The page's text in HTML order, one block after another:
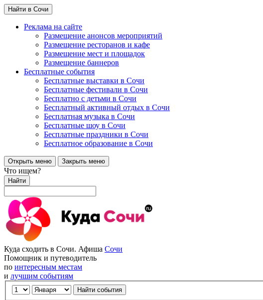
Найти в Сочи
Реклама на сайте
Размещение анонсов мероприятий
Размещение ресторанов и кафе
Размещение мест и площадок
Размещение баннеров
Бесплатные события
Бесплатные выставки в Сочи
Бесплатные фестивали в Сочи
Бесплатно с детьми в Сочи
Бесплатный активный отдых в Сочи
Бесплатная музыка в Сочи
Бесплатные шоу в Сочи
Бесплатные праздники в Сочи
Бесплатное образование в Сочи
Открыть меню Закрыть меню
Что ищем?
Найти
Куда сходить в Сочи. Афиша Сочи
Помощник и путеводитель
по интересным местам
и лучшим событиям